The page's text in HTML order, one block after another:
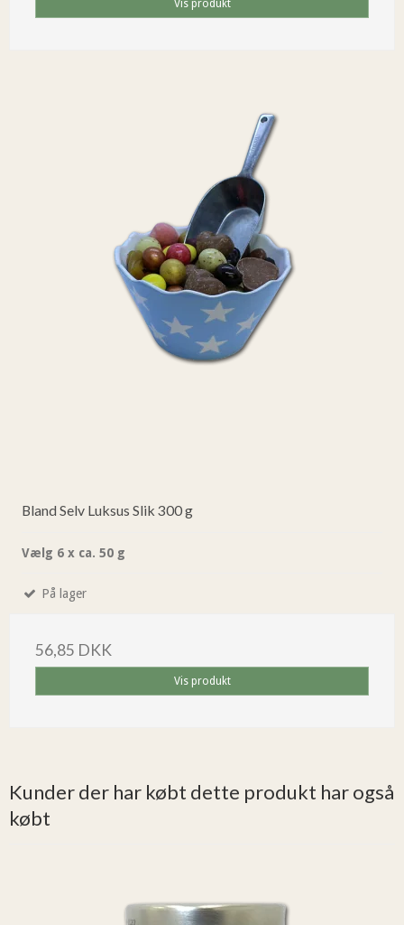
Vis produkt
Bland Selv Luksus Slik 300 g
Vælg 6 x ca. 50 g
På lager
56,85 DKK
Vis produkt
Kunder der har købt dette produkt har også
købt